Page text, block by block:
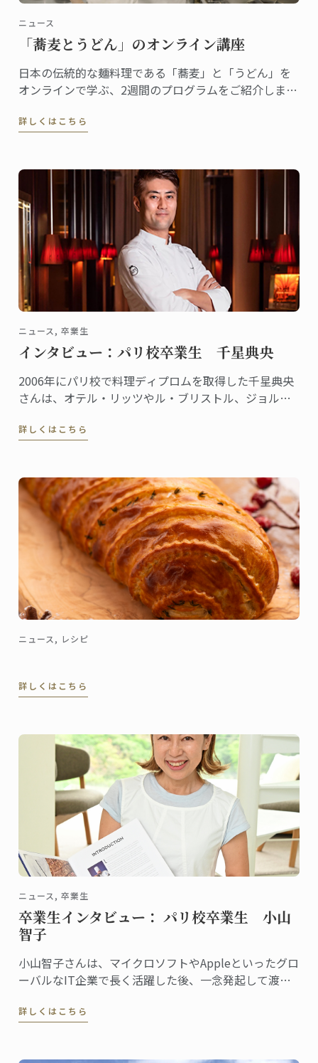
ニュース
「蕎麦とうどん」のオンライン講座
日本の伝統的な麺料理である「蕎麦」と「うどん」を
オンラインで学ぶ、2週間のプログラムをご紹介しま
詳しくはこちら
ニュース, 卒業生
インタビュー：パリ校卒業生 千星典央
2006年にパリ校で料理ディプロムを取得した千星典央
さんは、オテル・リッツやル・ブリストル、ジョルジ
の高級リゾート、ヘビチホテル＆リゾートのエグゼク
詳しくはこちら
ニュース, レシピ
詳しくはこちら
ニュース, 卒業生
卒業生インタビュー： パリ校卒業生 小山
智子
小山智子さんは、マイクロソフトやAppleといったグロ
ーバルなIT企業で長く活躍した後、一念発起して渡
た。
詳しくはこちら